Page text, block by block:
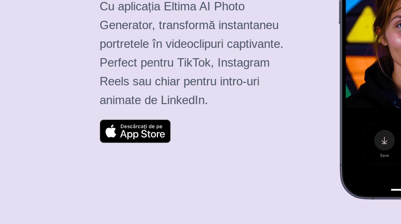
Cu aplicația Eltima AI Photo
Generator, transformă instantaneu
portretele în videoclipuri captivante.
Perfect pentru TikTok, Instagram
Reels sau chiar pentru intro-uri
animate de LinkedIn.